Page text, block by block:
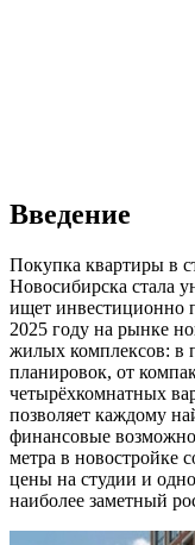
Введение
Покупка квартиры в
Новосибирска стала
ищет инвестиционно
2025 году на рынке
жилых комплексов: в
планировок, от
четырёхкомнатных
позволяет каждому
финансовые
метра в новостройке
цены на студии и
наиболее заметный